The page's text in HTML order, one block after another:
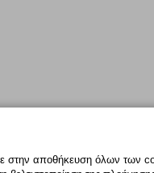
στην αποθήκευση όλων των